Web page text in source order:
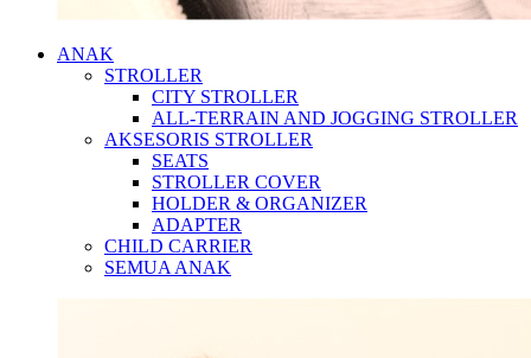
ANAK
STROLLER
CITY STROLLER
ALL-TERRAIN AND JOGGING STROLLER
AKSESORIS STROLLER
SEATS
STROLLER COVER
HOLDER & ORGANIZER
ADAPTER
CHILD CARRIER
SEMUA ANAK